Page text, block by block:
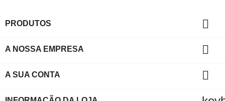
PRODUTOS 
A NOSSA EMPRESA 
A SUA CONTA 